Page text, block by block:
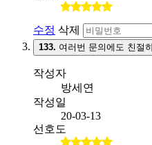
수정 삭제
133. 여러번 문의에도 친절
작성자
방세연
작성일
20-03-13
선호도